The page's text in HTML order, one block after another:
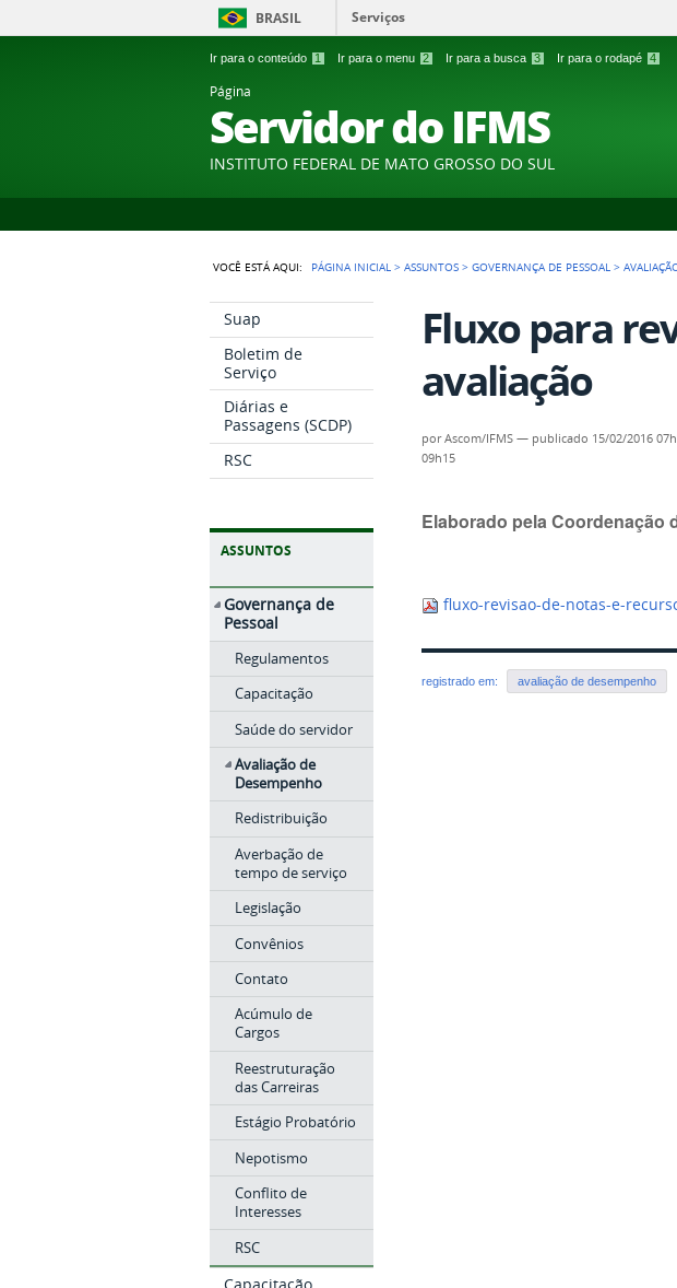
Ir para o conteúdo 1 Ir para o menu 2 Ir para a busca 3 Ir para o rodapé 4
BRASIL Serviços
Página
Servidor do IFMS
INSTITUTO FEDERAL DE MATO GROSSO DO SUL
VOCÊ ESTÁ AQUI: PÁGINA INICIAL >ASSUNTOS >GOVERNANÇA DE PESSOAL >
Suap
Boletim de
Serviço
Diárias e
Passagens (SCDP)
RSC
ASSUNTOS
Governança de
Pessoal
Regulamentos
Capacitação
Saúde do servidor
Avaliação de
Desempenho
Redistribuição
Averbação de
tempo de serviço
Legislação
Convênios
Contato
Acúmulo de
Cargos
Reestruturação
das Carreiras
Estágio Probatório
Nepotismo
Conflito de
Interesses
RSC
Capacitação
Fluxo para
avaliação
porAscom/IFMS — publicado 15/02/2016
09h15
Elaborado pela Coordenação
fluxo-revisao-de-notas-e-
registrado em: avaliação de desempenho